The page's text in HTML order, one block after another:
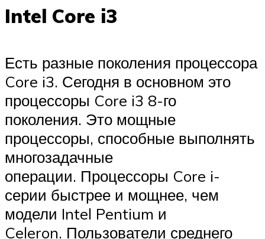
Intel Core i3
Есть разные поколения процессора
Core i3. Сегодня в основном это
процессоры Core i3 8-го
поколения. Это мощные
процессоры, способные выполнять
многозадачные
операции. Процессоры Core i-
серии быстрее и мощнее, чем
модели Intel Pentium и
Celeron. Пользователи среднего